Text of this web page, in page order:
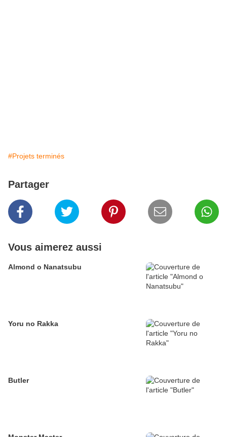
#Projets terminés
Partager
Vous aimerez aussi
Almond o Nanatsubu
Yoru no Rakka
Butler